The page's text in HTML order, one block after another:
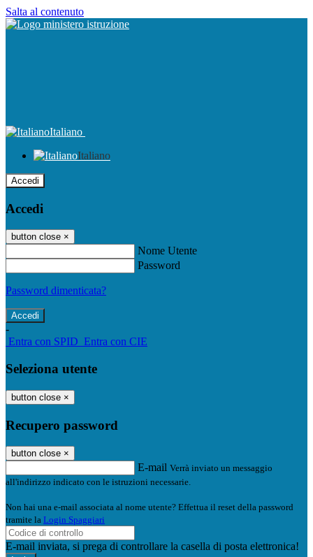
Salta al contenuto
Italiano
Italiano
Accedi
Accedi
button close ×
Nome Utente
Password
Password dimenticata?
-
Entra con SPID Entra con CIE
Seleziona utente
button close ×
Recupero password
button close ×
E-mail Verrà inviato un messaggio
all'indirizzo indicato con le istruzioni necessarie.
Non hai una e-mail associata al nome utente? Effettua il reset della password
tramite la Login Spaggiari
E-mail inviata, si prega di controllare la casella di posta elettronica!